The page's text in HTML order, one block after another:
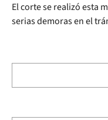
El corte se realizó esta
serias demoras en el